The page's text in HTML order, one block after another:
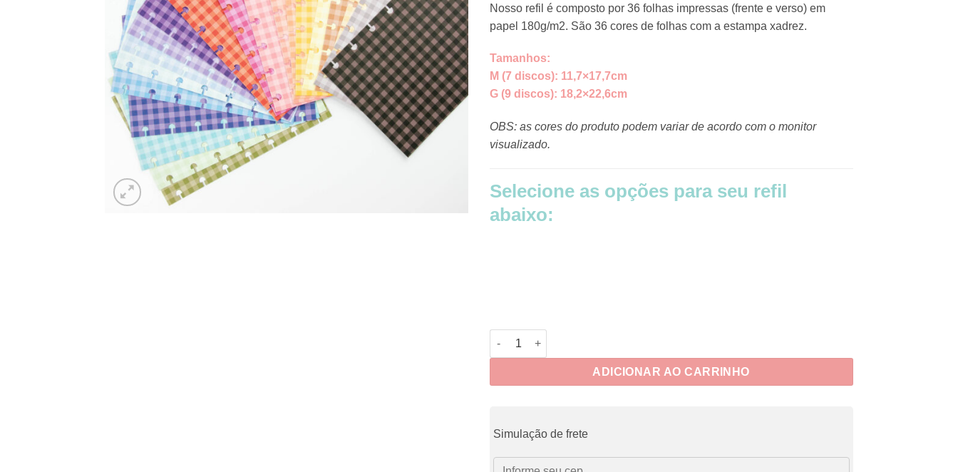
Nosso refil é composto por 36 folhas impressas (frente e verso) em
papel 180g/m2. São 36 cores de folhas com a estampa xadrez.
Tamanhos:
M (7 discos): 11,7×17,7cm
G (9 discos): 18,2×22,6cm
OBS: as cores do produto podem variar de acordo com o monitor
visualizado.
Selecione as opções para seu refil
abaixo:
Refil Scrap Xadrez quantidade
ADICIONAR AO CARRINHO
Simulação de frete